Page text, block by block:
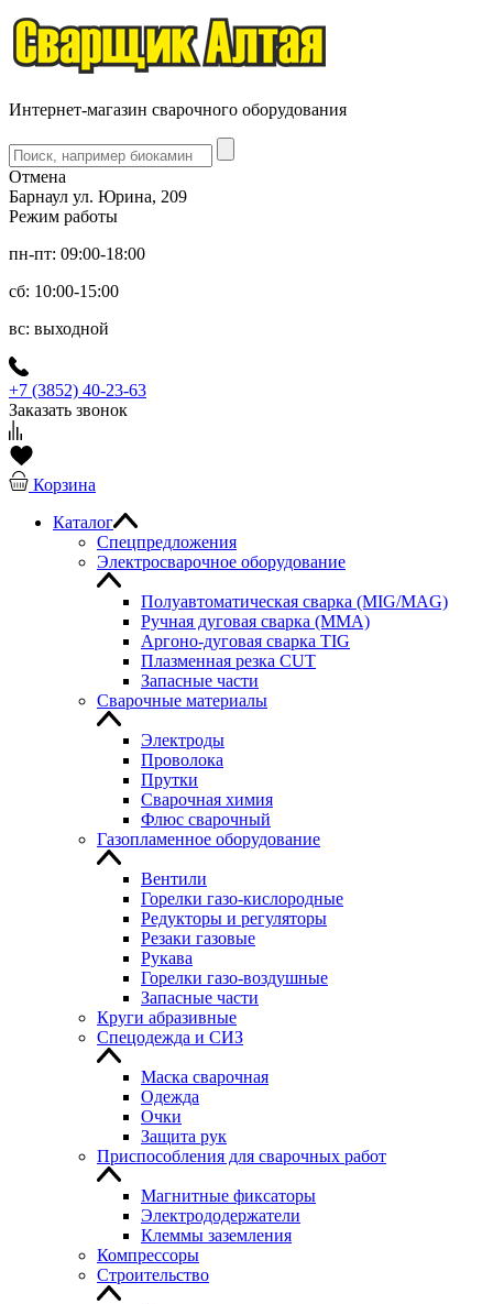
Интернет-магазин сварочного оборудования
Отмена
Барнаул ул. Юрина, 209
Режим работы
пн-пт: 09:00-18:00
сб: 10:00-15:00
вс: выходной
+7 (3852) 40-23-63
Заказать звонок
Корзина
Каталог
Спецпредложения
Электросварочное оборудование
Полуавтоматическая сварка (MIG/MAG)
Ручная дуговая сварка (MMA)
Аргоно-дуговая сварка TIG
Плазменная резка CUT
Запасные части
Сварочные материалы
Электроды
Проволока
Прутки
Сварочная химия
Флюс сварочный
Газопламенное оборудование
Вентили
Горелки газо-кислородные
Редукторы и регуляторы
Резаки газовые
Рукава
Горелки газо-воздушные
Запасные части
Круги абразивные
Спецодежда и СИЗ
Маска сварочная
Одежда
Очки
Защита рук
Приспособления для сварочных работ
Магнитные фиксаторы
Электрододержатели
Клеммы заземления
Компрессоры
Строительство